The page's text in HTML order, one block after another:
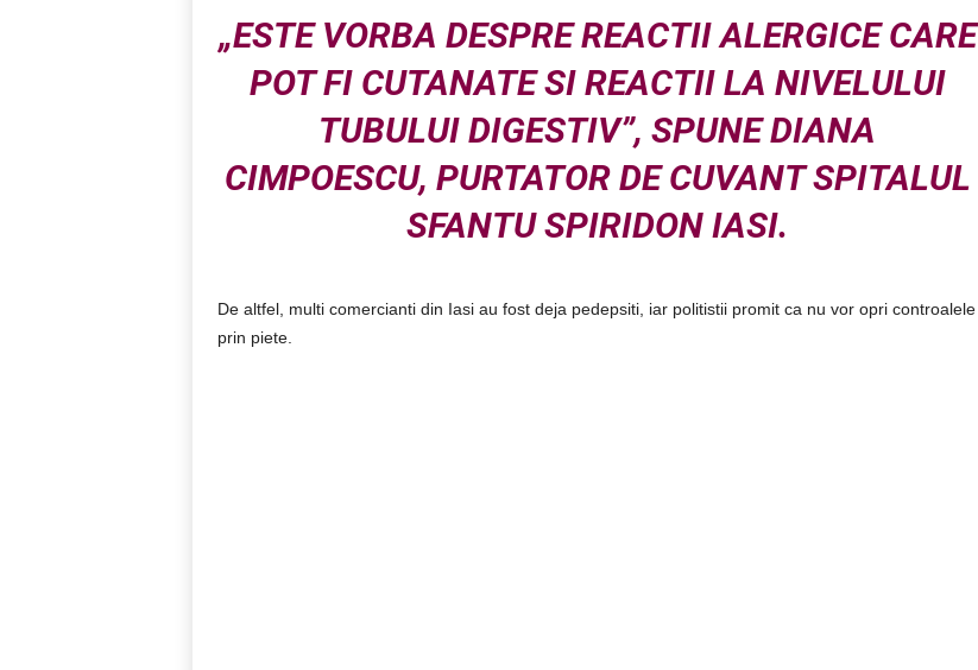
„ESTE VORBA DESPRE REACTII ALERGICE CARE
POT FI CUTANATE SI REACTII LA NIVELULUI
TUBULUI DIGESTIV”, SPUNE DIANA
CIMPOESCU, PURTATOR DE CUVANT SPITALUL
SFANTU SPIRIDON IASI.
De altfel, multi comercianti din Iasi au fost deja pedepsiti, iar politistii promit ca nu vor opri controalele
prin piete.